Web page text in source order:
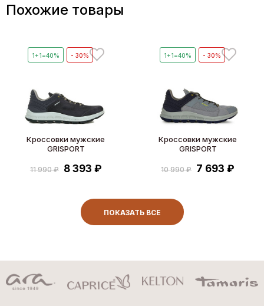
Похожие товары
1+1=40% - 30%
Кроссовки мужские
GRISPORT
11 990 ₽ 8 393 ₽
1+1=40% - 30%
Кроссовки мужские
GRISPORT
10 990 ₽ 7 693 ₽
ПОКАЗАТЬ ВСЕ